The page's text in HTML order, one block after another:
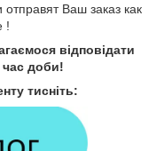
Ваш заказ как
!
відповідати
доби!
тисніть: